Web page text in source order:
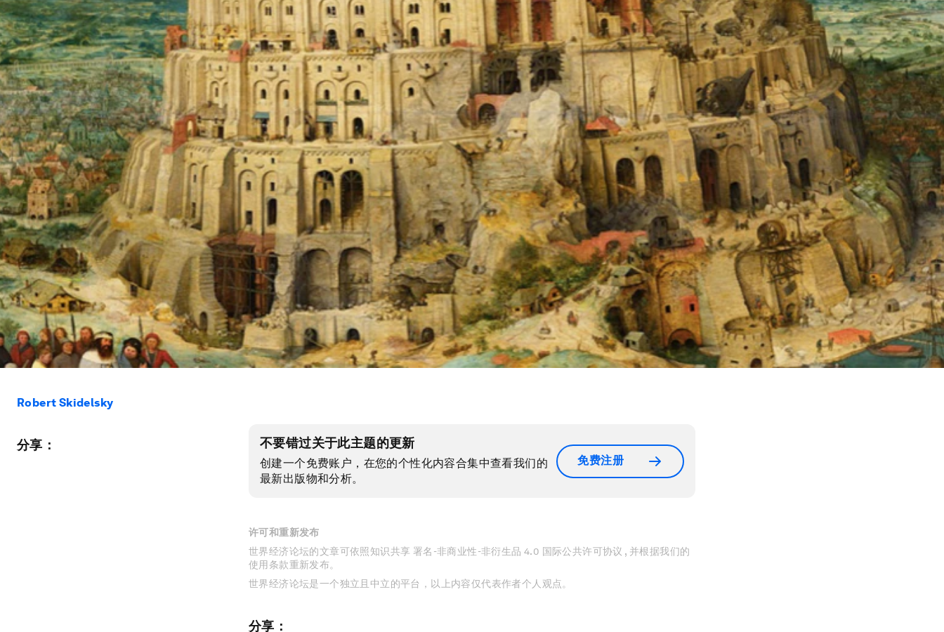
Robert Skidelsky
分享： 不要错过关于此主题的更新
创建一个免费账户，在您的个性化内容合集中查看我们的
最新出版物和分析。
免费注册
许可和重新发布
世界经济论坛的文章可依照知识共享 署名-非商业性-非衍生品 4.0 国际公共许可协议 , 并根据我们的
使用条款重新发布。
世界经济论坛是一个独立且中立的平台，以上内容仅代表作者个人观点。
分享：